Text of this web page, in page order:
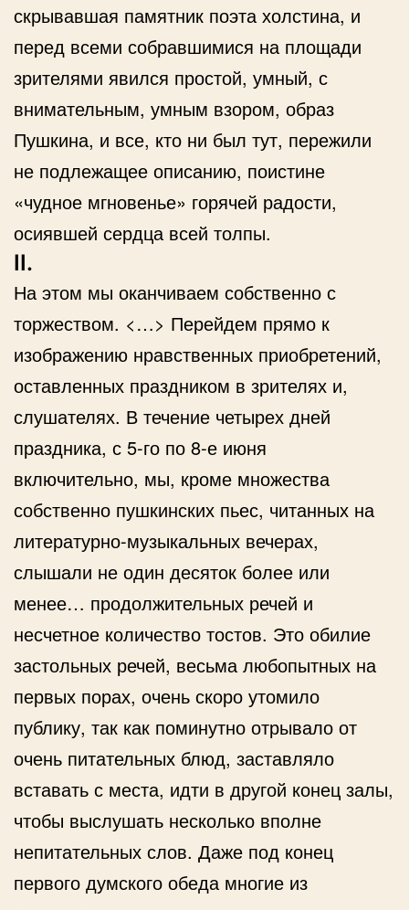
скрывавшая памятник поэта холстина, и
перед всеми собравшимися на площади
зрителями явился простой, умный, с
внимательным, умным взором, образ
Пушкина, и все, кто ни был тут, пережили
не подлежащее описанию, поистине
«чудное мгновенье» горячей радости,
осиявшей сердца всей толпы.
II.
На этом мы оканчиваем собственно с
торжеством. <…> Перейдем прямо к
изображению нравственных приобретений,
оставленных праздником в зрителях и,
слушателях. В течение четырех дней
праздника, с 5-го по 8-е июня
включительно, мы, кроме множества
собственно пушкинских пьес, читанных на
литературно-музыкальных вечерах,
слышали не один десяток более или
менее… продолжительных речей и
несчетное количество тостов. Это обилие
застольных речей, весьма любопытных на
первых порах, очень скоро утомило
публику, так как поминутно отрывало от
очень питательных блюд, заставляло
вставать с места, идти в другой конец залы,
чтобы выслушать несколько вполне
непитательных слов. Даже под конец
первого думского обеда многие из